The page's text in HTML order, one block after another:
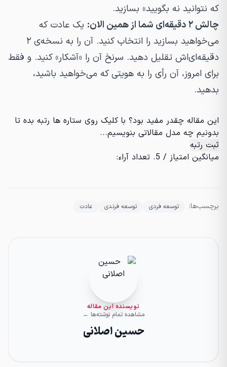
که نتوانید نه بگویید» بسازید.
چالش ۲ دقیقه‌ای شما از همین الان:
یک عادت که
می‌خواهید بسازید را انتخاب کنید. آن را به نسخه‌ی ۲
دقیقه‌ای‌اش تقلیل دهید. سرنخ آن را «آشکار» کنید. و فقط
برای امروز، آن رأی را به هویتی که می‌خواهید باشید،
بدهید.
این مقاله چقدر مفید بود؟ با کلیک روی ستاره ها رتبه بده تا
بدونیم چه مدل مقالاتی بنویسیم...
ثبت رتبه
میانگین امتیاز / 5. تعداد آراء:
برچسب‌ها: توسعه فردی توسعه فرندی عادت
نویسنده این مقاله
مشاهده تمام نوشته‌ها ←
حسین اصلانی